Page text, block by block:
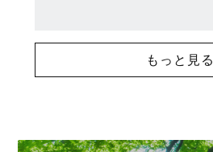
もっと見る